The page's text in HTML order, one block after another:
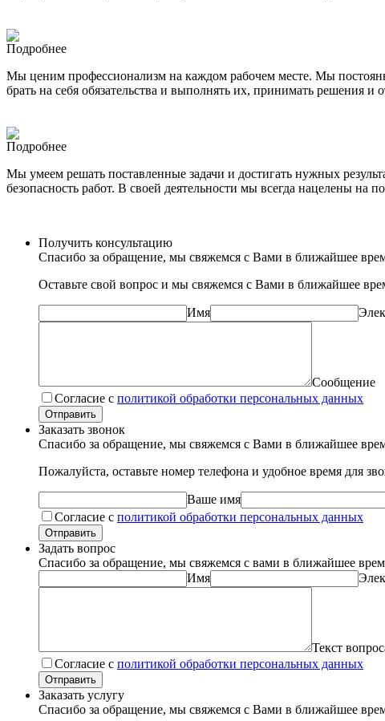
Подробнее
Мы ценим профессионализм на каждом рабочем месте. Мы
брать на себя обязательства и выполнять их, принимать решения и
Подробнее
Мы умеем решать поставленные задачи и достигать нужных
безопасность работ. В своей деятельности мы всегда нацелены
Получить консультацию
Спасибо за обращение, мы свяжемся с Вами в ближайшее
Оставьте свой вопрос и мы свяжемся с Вами в ближайшее
Имя
Сообщение
Согласие с политикой обработки персональных данных
Отправить
Заказать звонок
Спасибо за обращение, мы свяжемся с Вами в ближайшее
Пожалуйста, оставьте номер телефона и удобное время для
Ваше имя
Согласие с политикой обработки персональных данных
Отправить
Задать вопрос
Спасибо за обращение, мы свяжемся с вами в ближайшее
Имя
Текст
Согласие с политикой обработки персональных данных
Отправить
Заказать услугу
Спасибо за обращение, мы свяжемся с Вами в ближайшее